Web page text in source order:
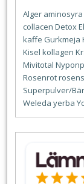
Alger aminosyra
collacen Detox
kaffe Gurkmeja
Kisel kollagen
Mivitotal
Rosenrot
Superpulver/Bär
Weleda yerba